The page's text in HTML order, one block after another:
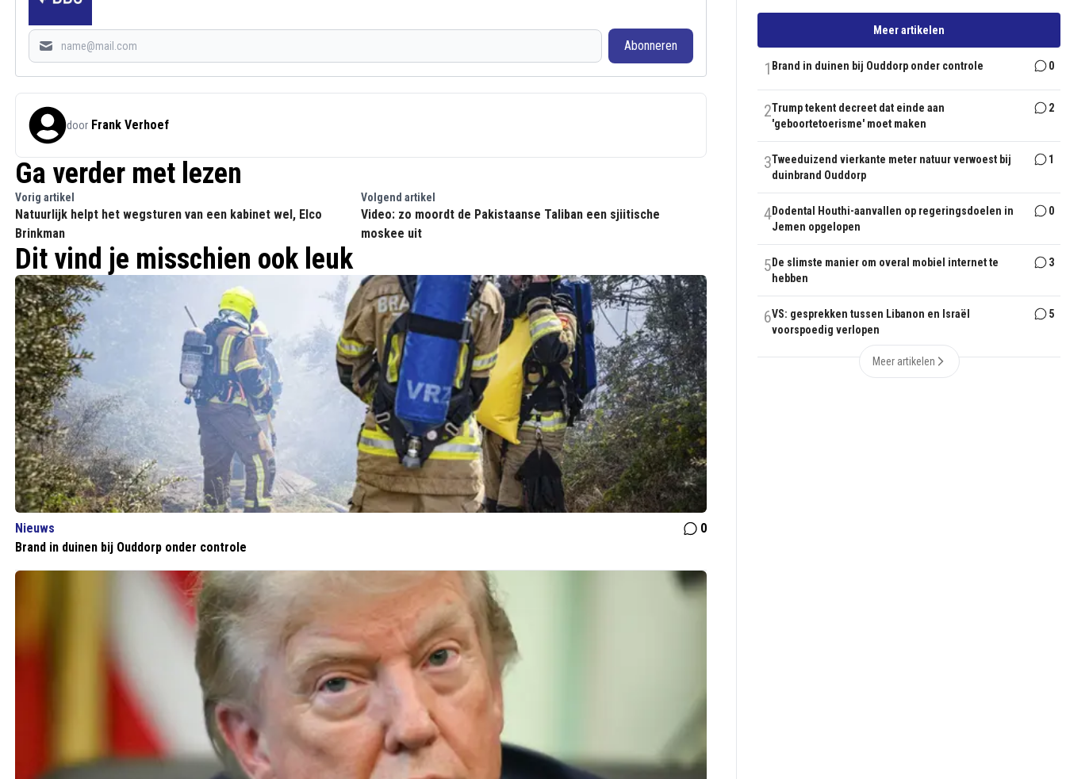
Abonneren
door Frank Verhoef
Ga verder met lezen
Vorig artikel
Natuurlijk helpt het wegsturen van een kabinet wel, Elco
Brinkman
Volgend artikel
Video: zo moordt de Pakistaanse Taliban een sjiitische
moskee uit
Dit vind je misschien ook leuk
Nieuws
0
Brand in duinen bij Ouddorp onder controle
Meer artikelen
1 Brand in duinen bij Ouddorp onder controle 0
2Trump tekent decreet dat einde aan
'geboortetoerisme' moet maken
2
3Tweeduizend vierkante meter natuur verwoest bij
duinbrand Ouddorp
1
4Dodental Houthi-aanvallen op regeringsdoelen in
Jemen opgelopen
0
5 De slimste manier om overal mobiel internet te
hebben
3
6VS: gesprekken tussen Libanon en Israël
voorspoedig verlopen
5
Meer artikelen